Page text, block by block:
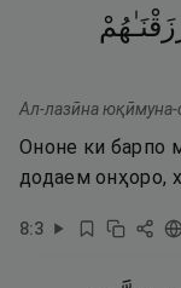
Ал-лазӣна юқӣмуна-
Ононе ки барпо
додаем онҳоро,
8:3